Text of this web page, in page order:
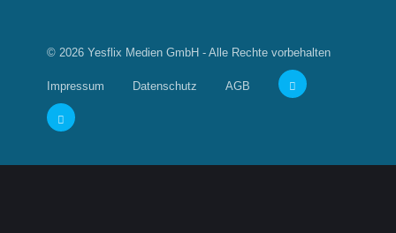
© 2026 Yesflix Medien GmbH - Alle Rechte vorbehalten
Impressum Datenschutz AGB